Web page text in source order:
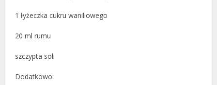
1 łyżeczka cukru waniliowego
20 ml rumu
szczypta soli
Dodatkowo: